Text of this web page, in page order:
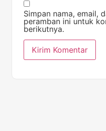
Simpan nama, email,
peramban ini untuk
berikutnya.